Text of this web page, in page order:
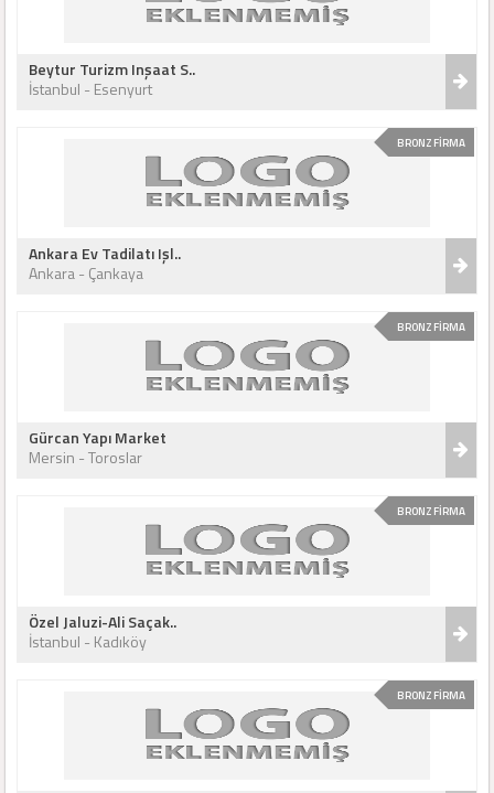
Beytur Turizm Inşaat S..
İstanbul - Esenyurt
BRONZ FİRMA
Ankara Ev Tadilatı Işl..
Ankara - Çankaya
BRONZ FİRMA
Gürcan Yapı Market
Mersin - Toroslar
BRONZ FİRMA
Özel Jaluzi-Ali Saçak..
İstanbul - Kadıköy
BRONZ FİRMA